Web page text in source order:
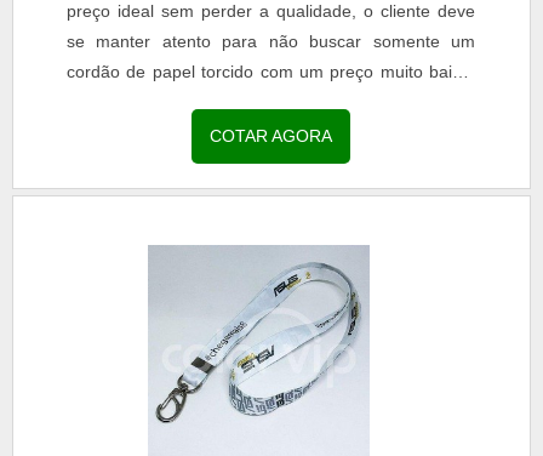
preço ideal sem perder a qualidade, o cliente deve
se manter atento para não buscar somente um
cordão de papel torcido com um preço muito baixo,
COTAR AGORA